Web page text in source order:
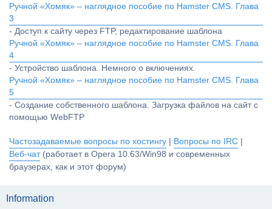
Ручной «Хомяк» – наглядное пособие по Hamster CMS. Глава
3
- Доступ к сайту через FTP, редактирование шаблона
Ручной «Хомяк» – наглядное пособие по Hamster CMS. Глава
4
- Устройство шаблона. Немного о включениях.
Ручной «Хомяк» – наглядное пособие по Hamster CMS. Глава
5
- Создание собственного шаблона. Загрузка файлов на сайт с
помощью WebFTP
Частозадаваемые вопросы по хостингу Вопросы по IRC
Веб-чат(работает в Opera 10.63/Win98 и современных
браузерах, как и этот форум)
Information